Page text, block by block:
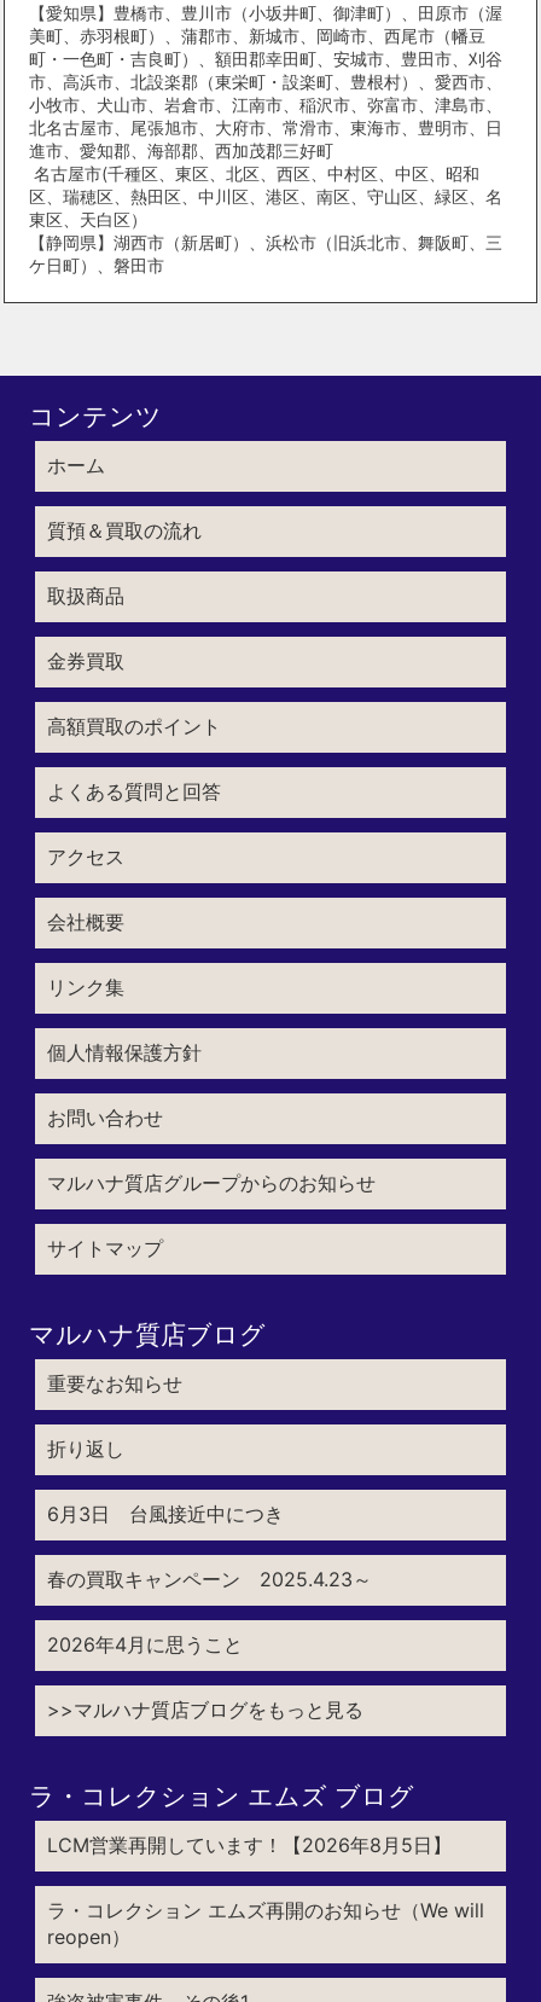
【愛知県】豊橋市、豊川市（小坂井町、御津町）、田原市（渥
美町、赤羽根町）、蒲郡市、新城市、岡崎市、西尾市（幡豆
町・一色町・吉良町）、額田郡幸田町、安城市、豊田市、刈谷
市、高浜市、北設楽郡（東栄町・設楽町、豊根村）、愛西市、
小牧市、犬山市、岩倉市、江南市、稲沢市、弥富市、津島市、
北名古屋市、尾張旭市、大府市、常滑市、東海市、豊明市、日
進市、愛知郡、海部郡、西加茂郡三好町
名古屋市(千種区、東区、北区、西区、中村区、中区、昭和
区、瑞穂区、熱田区、中川区、港区、南区、守山区、緑区、名
東区、天白区）
【静岡県】湖西市（新居町）、浜松市（旧浜北市、舞阪町、三
ケ日町）、磐田市
コンテンツ
ホーム
質預＆買取の流れ
取扱商品
金券買取
高額買取のポイント
よくある質問と回答
アクセス
会社概要
リンク集
個人情報保護方針
お問い合わせ
マルハナ質店グループからのお知らせ
サイトマップ
マルハナ質店ブログ
重要なお知らせ
折り返し
6月3日 台風接近中につき
春の買取キャンペーン 2025.4.23～
2026年4月に思うこと
>>マルハナ質店ブログをもっと見る
ラ・コレクション エムズ ブログ
LCM営業再開しています！【2026年8月5日】
ラ・コレクション エムズ再開のお知らせ（We will
reopen）